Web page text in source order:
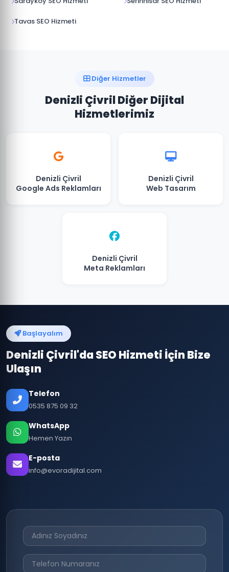
Tavas SEO Hizmeti
Diğer Hizmetler
Denizli Çivril Diğer Dijital
Hizmetlerimiz
Denizli Çivril
Google Ads Reklamları
Denizli Çivril
Web Tasarım
Denizli Çivril
Meta Reklamları
Başlayalım
Denizli Çivril'da SEO Hizmeti İçin Bize
Ulaşın
Telefon
0535 875 09 32
WhatsApp
Hemen Yazın
E-posta
info@evoradijital.com